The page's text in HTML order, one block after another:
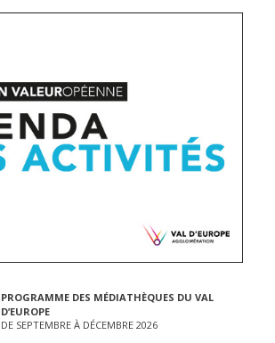
PROGRAMME DES MÉDIATHÈQUES DU VAL
D’EUROPE
DE SEPTEMBRE À DÉCEMBRE 2026